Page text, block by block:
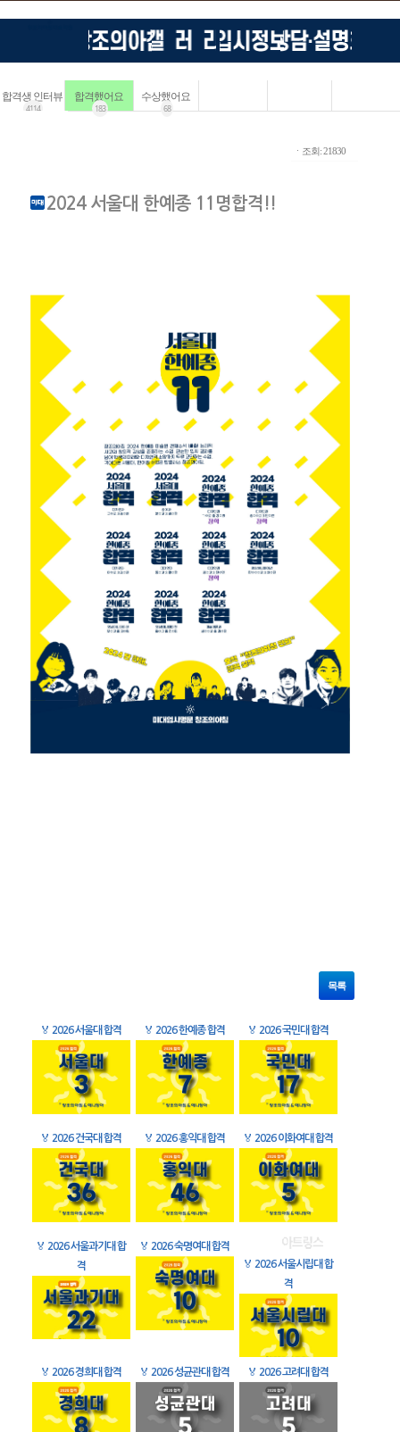
합격생 인터뷰
4114
합격했어요
183
수상했어요
68
ㆍ조회: 21830
2024 서울대 한예종 11명합격!!
목록
🏅 2026 서울대 합격 🏅 2026 한예종 합격 🏅 2026 국민대 합격
🏅 2026 건국대 합격 🏅 2026 홍익대 합격 🏅 2026 이화여대 합격
🏅 2026 서울과기대 합
격
🏅 2026 숙명여대 합격
🏅 2026 서울시립대 합
격
🏅 2026 경희대 합격 🏅 2026 성균관대 합격 🏅 2026 고려대 합격